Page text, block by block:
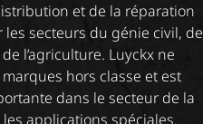
et de la réparation
secteurs du génie civil, de
l’agriculture. Luyckx ne
hors classe et est
dans le secteur de la
applications spéciales.